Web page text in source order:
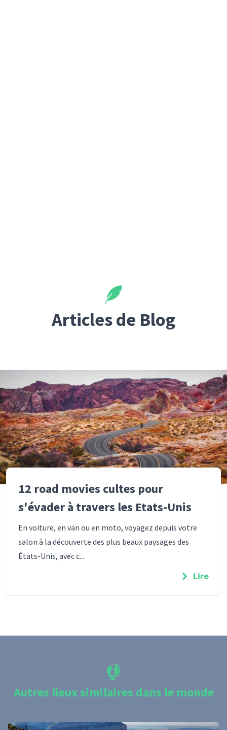
Articles de Blog
12 road movies cultes pour
s'évader à travers les Etats-Unis
En voiture, en van ou en moto, voyagez depuis votre
salon à la découverte des plus beaux paysages des
États-Unis, avec c...
Lire
Autres lieux similaires dans le monde